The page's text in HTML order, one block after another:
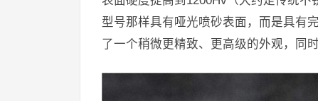
型号那样具有哑光喷砂表面，而是具有
了一个稍微更精致、更高级的外观，同